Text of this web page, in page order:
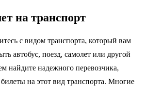
на транспорт
с видом транспорта, который вам
автобус, поезд, самолет или другой
найдите надежного перевозчика,
на этот вид транспорта. Многие